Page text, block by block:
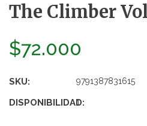
The Climber
$72.000
SKU: 9791387831615
DISPONIBILIDAD:
1